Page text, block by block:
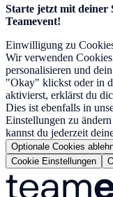
Starte jetzt mit deiner
Teamevent!
Einwilligung zu
Wir verwenden
personalisieren und
"Okay" klickst oder in
aktivierst, erklärst du
Dies ist ebenfalls in
Einstellungen zu
kannst du jederzeit
Optionale Cookies
Cookie Einstellungen